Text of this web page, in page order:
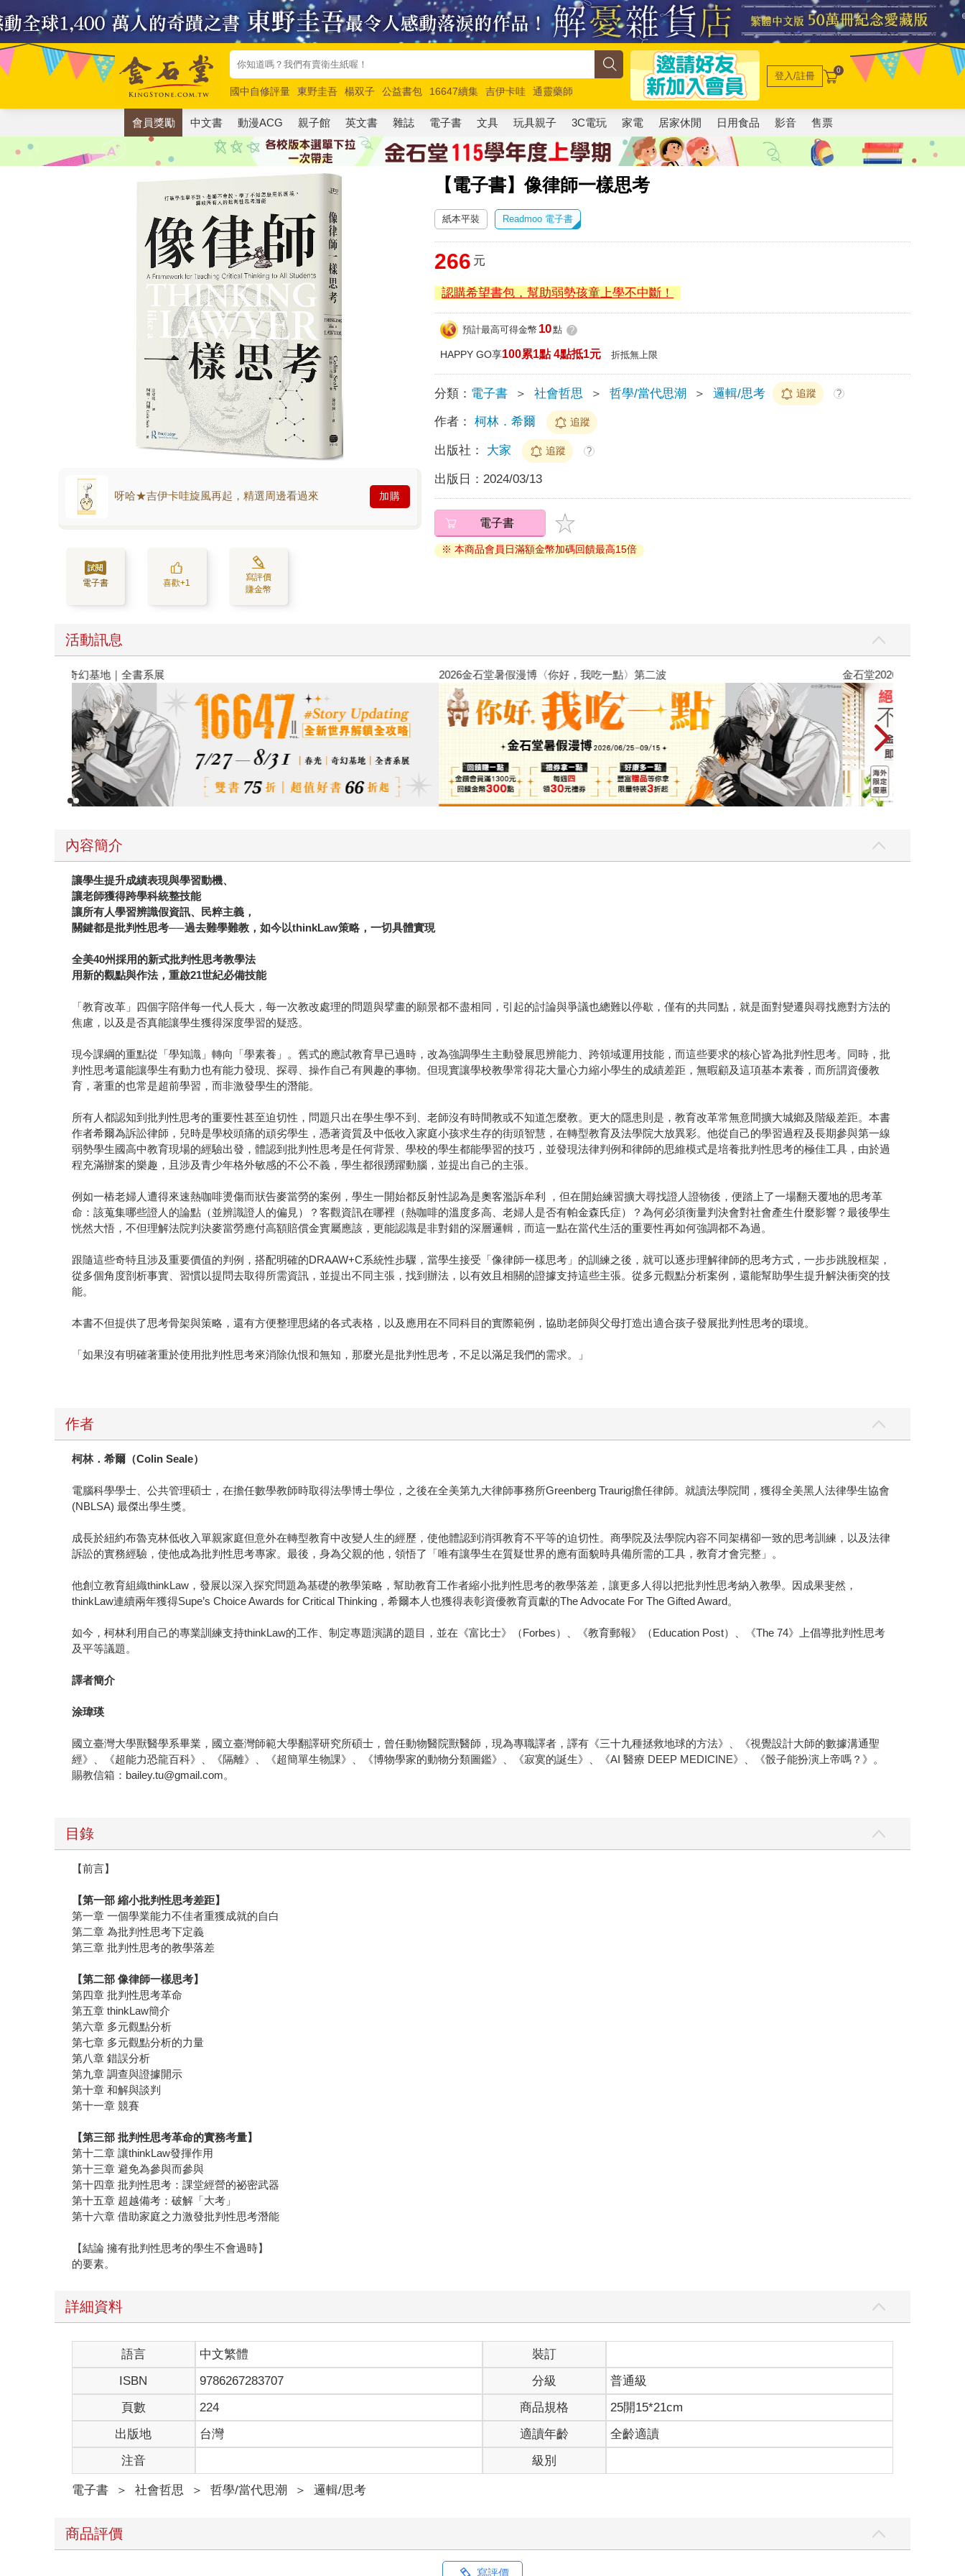
國中自修評量 東野圭吾 楊双子 公益書包 16647續集 吉伊卡哇
通靈藥師
唯紅花綻放
奧德賽 路邊攤新作 馬斯克 玩具總動員5 超慢跑
登入/註冊 0
會員獎勵 中文書 動漫ACG 親子館 英文書 雜誌 電子書 文具 玩具親子 3C電玩 家電 居家休閒 日用食品 影音 售票
【電子書】像律師一樣思考
呀哈★吉伊卡哇旋風再起，精選周邊看過來 加購
電子書 喜歡+1
寫評價
賺金幣
紙本平裝 Readmoo 電子書
266 元
認購希望書包，幫助弱勢孩童上學不中斷！
預計最高可得金幣 10點 ?
HAPPY GO享100累1點 4點抵1元 折抵無上限
分類： 電子書 ＞ 社會哲思 ＞ 哲學/當代思潮 ＞ 邏輯/思考 追蹤 ?
作者： 柯林．希爾 追蹤
出版社： 大家 追蹤 ?
出版日： 2024/03/13
電子書
※ 本商品會員日滿額金幣加碼回饋最高15倍
活動訊息
春光ｘ奇幻基地｜全書系展 2026金石堂暑假漫博〈你好，我吃一點〉第二波 金石堂2026海
內容簡介
讓學生提升成績表現與學習動機、
讓老師獲得跨學科統整技能
讓所有人學習辨識假資訊、民粹主義，
關鍵都是批判性思考──過去難學難教，如今以thinkLaw策略，一切具體實現
全美40州採用的新式批判性思考教學法
用新的觀點與作法，重啟21世紀必備技能
「教育改革」四個字陪伴每一代人長大，每一次教改處理的問題與擘畫的願景都不盡相同，引起的討論與爭議也總難以停歇，僅有的共同點，就是面對變遷與尋找應對方法的
焦慮，以及是否真能讓學生獲得深度學習的疑惑。
現今課綱的重點從「學知識」轉向「學素養」。舊式的應試教育早已過時，改為強調學生主動發展思辨能力、跨領域運用技能，而這些要求的核心皆為批判性思考。同時，批
判性思考還能讓學生有動力也有能力發現、探尋、操作自己有興趣的事物。但現實讓學校教學常得花大量心力縮小學生的成績差距，無暇顧及這項基本素養，而所謂資優教
育，著重的也常是超前學習，而非激發學生的潛能。
所有人都認知到批判性思考的重要性甚至迫切性，問題只出在學生學不到、老師沒有時間教或不知道怎麼教。更大的隱患則是，教育改革常無意間擴大城鄉及階級差距。本書
作者希爾為訴訟律師，兒時是學校頭痛的頑劣學生，憑著資質及中低收入家庭小孩求生存的街頭智慧，在轉型教育及法學院大放異彩。他從自己的學習過程及長期參與第一線
弱勢學生國高中教育現場的經驗出發，體認到批判性思考是任何背景、學校的學生都能學習的技巧，並發現法律判例和律師的思維模式是培養批判性思考的極佳工具，由於過
程充滿辦案的樂趣，且涉及青少年格外敏感的不公不義，學生都很踴躍動腦，並提出自己的主張。
例如一樁老婦人遭得來速熱咖啡燙傷而狀告麥當勞的案例，學生一開始都反射性認為是奧客濫訴牟利 ，但在開始練習擴大尋找證人證物後，便踏上了一場翻天覆地的思考革
命：該蒐集哪些證人的論點（並辨識證人的偏見）？客觀資訊在哪裡（熱咖啡的溫度多高、老婦人是否有帕金森氏症）？為何必須衡量判決會對社會產生什麼影響？最後學生
恍然大悟，不但理解法院判決麥當勞應付高額賠償金實屬應該，更能認識是非對錯的深層邏輯，而這一點在當代生活的重要性再如何強調都不為過。
跟隨這些奇特且涉及重要價值的判例，搭配明確的DRAAW+C系統性步驟，當學生接受「像律師一樣思考」的訓練之後，就可以逐步理解律師的思考方式，一步步跳脫框架，
從多個角度剖析事實、習慣以提問去取得所需資訊，並提出不同主張，找到辦法，以有效且相關的證據支持這些主張。從多元觀點分析案例，還能幫助學生提升解決衝突的技
能。
本書不但提供了思考骨架與策略，還有方便整理思緒的各式表格，以及應用在不同科目的實際範例，協助老師與父母打造出適合孩子發展批判性思考的環境。
「如果沒有明確著重於使用批判性思考來消除仇恨和無知，那麼光是批判性思考，不足以滿足我們的需求。」
作者
柯林．希爾（Colin Seale）
電腦科學學士、公共管理碩士，在擔任數學教師時取得法學博士學位，之後在全美第九大律師事務所Greenberg Traurig擔任律師。就讀法學院間，獲得全美黑人法律學生協會
(NBLSA) 最傑出學生獎。
成長於紐約布魯克林低收入單親家庭但意外在轉型教育中改變人生的經歷，使他體認到消弭教育不平等的迫切性。商學院及法學院內容不同架構卻一致的思考訓練，以及法律
訴訟的實務經驗，使他成為批判性思考專家。最後，身為父親的他，領悟了「唯有讓學生在質疑世界的應有面貌時具備所需的工具，教育才會完整」。
他創立教育組織thinkLaw，發展以深入探究問題為基礎的教學策略，幫助教育工作者縮小批判性思考的教學落差，讓更多人得以把批判性思考納入教學。因成果斐然，
thinkLaw連續兩年獲得Supe’s Choice Awards for Critical Thinking，希爾本人也獲得表彰資優教育貢獻的The Advocate For The Gifted Award。
如今，柯林利用自己的專業訓練支持thinkLaw的工作、制定專題演講的題目，並在《富比士》（Forbes）、《教育郵報》（Education Post）、《The 74》上倡導批判性思考
及平等議題。
譯者簡介
涂瑋瑛
國立臺灣大學獸醫學系畢業，國立臺灣師範大學翻譯研究所碩士，曾任動物醫院獸醫師，現為專職譯者，譯有《三十九種拯救地球的方法》、《視覺設計大師的數據溝通聖
經》、《超能力恐龍百科》、《隔離》、《超簡單生物課》、《博物學家的動物分類圖鑑》、《寂寞的誕生》、《AI 醫療 DEEP MEDICINE》、《骰子能扮演上帝嗎？》。
賜教信箱：bailey.tu@gmail.com。
目錄
【前言】
【第一部 縮小批判性思考差距】
第一章 一個學業能力不佳者重獲成就的自白
第二章 為批判性思考下定義
第三章 批判性思考的教學落差
【第二部 像律師一樣思考】
第四章 批判性思考革命
第五章 thinkLaw簡介
第六章 多元觀點分析
第七章 多元觀點分析的力量
第八章 錯誤分析
第九章 調查與證據開示
第十章 和解與談判
第十一章 競賽
【第三部 批判性思考革命的實務考量】
第十二章 讓thinkLaw發揮作用
第十三章 避免為參與而參與
第十四章 批判性思考：課堂經營的祕密武器
第十五章 超越備考：破解「大考」
第十六章 借助家庭之力激發批判性思考潛能
【結論 擁有批判性思考的學生不會過時】
的要素。
詳細資料
語言 中文繁體
裝訂
ISBN
9786267283707 分級
普通級
頁數
224 商品規格
25開15*21cm
出版地
台灣 適讀年齡
全齡適讀
注音
級別
電子書 ＞ 社會哲思 ＞ 哲學/當代思潮 ＞ 邏輯/思考
商品評價
寫評價